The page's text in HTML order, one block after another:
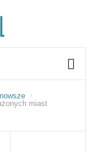
miast